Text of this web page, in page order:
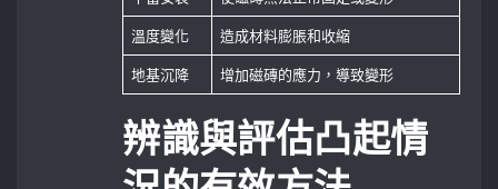
溫度變化
造成材料膨脹和收縮
地基沉降
增加磁磚的應力，導致變形
辨識與評估凸起情